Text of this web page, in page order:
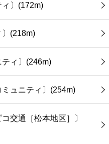
〕(172m)
(218m)
ィ〕(246m)
ュニティ〕(254m)
交通［松本地区］〕